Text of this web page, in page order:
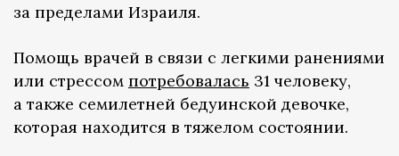
за пределами Израиля.
Помощь врачей в связи с легкими ранениями
или стрессом потребовалась 31 человеку,
а также семилетней бедуинской девочке,
которая находится в тяжелом состоянии.